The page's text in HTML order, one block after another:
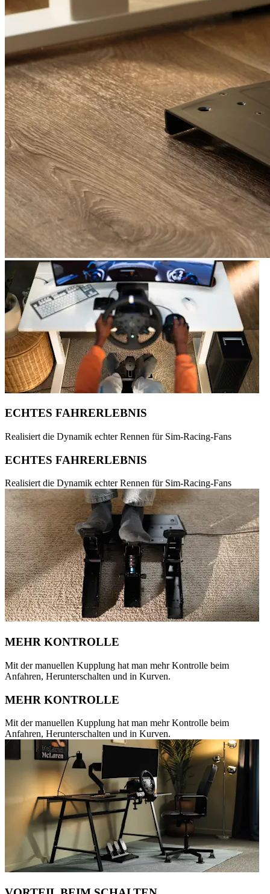
ECHTES FAHRERLEBNIS
Realisiert die Dynamik echter Rennen für Sim-Racing-Fans
ECHTES FAHRERLEBNIS
Realisiert die Dynamik echter Rennen für Sim-Racing-Fans
MEHR KONTROLLE
Mit der manuellen Kupplung hat man mehr Kontrolle beim
Anfahren, Herunterschalten und in Kurven.
MEHR KONTROLLE
Mit der manuellen Kupplung hat man mehr Kontrolle beim
Anfahren, Herunterschalten und in Kurven.